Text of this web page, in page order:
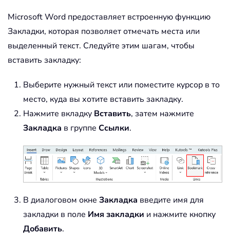
Microsoft Word предоставляет встроенную функцию
Закладки, которая позволяет отмечать места или
выделенный текст. Следуйте этим шагам, чтобы
вставить закладку:
Выберите нужный текст или поместите курсор в то
место, куда вы хотите вставить закладку.
Нажмите вкладку Вставить, затем нажмите
Закладка в группе Ссылки.
В диалоговом окне Закладка введите имя для
закладки в поле Имя закладки и нажмите кнопку
Добавить.